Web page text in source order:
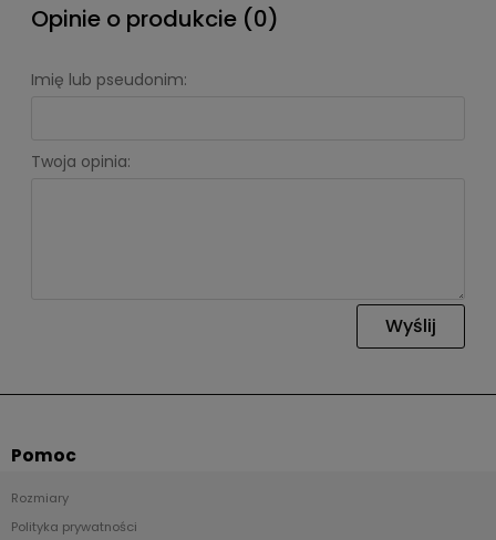
Opinie o produkcie (0)
Imię lub pseudonim:
Twoja opinia:
Wyślij
Pomoc
Rozmiary
Polityka prywatności